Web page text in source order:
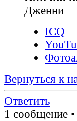
Дженни
ICQ
Вернуться к
Ответить
1 сообщение